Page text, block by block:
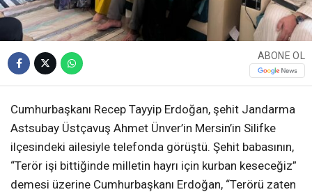
ABONE OL
Cumhurbaşkanı Recep Tayyip Erdoğan, şehit Jandarma
Astsubay Üstçavuş Ahmet Ünver’in Mersin’in Silifke
ilçesindeki ailesiyle telefonda görüştü. Şehit babasının,
“Terör işi bittiğinde milletin hayrı için kurban keseceğiz”
demesi üzerine Cumhurbaşkanı Erdoğan, “Terörü zaten